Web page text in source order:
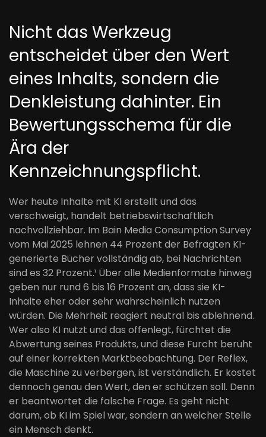
Nicht das Werkzeug
entscheidet über den Wert
eines Inhalts, sondern die
Denkleistung dahinter. Ein
Bewertungsschema für die
Ära der
Kennzeichnungspflicht.
Wer heute Inhalte mit KI erstellt und das
verschweigt, handelt betriebswirtschaftlich
nachvollziehbar. Im Bain Media Consumption Survey
vom Mai 2025 lehnen 44 Prozent der Befragten KI-
generierte Bücher vollständig ab, bei Nachrichten
sind es 32 Prozent.¹ Über alle Medienformate hinweg
geben nur rund 6 bis 16 Prozent an, dass sie KI-
Inhalte eher oder sehr wahrscheinlich nutzen
würden. Die Mehrheit reagiert neutral bis ablehnend.
Wer also KI nutzt und das offenlegt, fürchtet die
Abwertung seines Produkts, und diese Furcht beruht
auf einer korrekten Marktbeobachtung. Der Reflex,
die Maschine zu verbergen, ist verständlich. Er kostet
dennoch genau den Wert, den er schützen soll. Denn
er beantwortet die falsche Frage. Es geht nicht
darum, ob KI im Spiel war, sondern an welcher Stelle
ein Mensch denkt.